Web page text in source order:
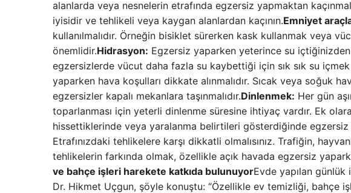
alanlarda veya nesnelerin etrafında egzersiz yapmaktan
iyisidir ve tehlikeli veya kaygan alanlardan kaçının.Emniyet
kullanılmalıdır. Örneğin bisiklet sürerken kask kullanmak veya
önemlidir.Hidrasyon: Egzersiz yaparken yeterince su
egzersizlerde vücut daha fazla su kaybettiği için sık sık su
yaparken hava koşulları dikkate alınmalıdır. Sıcak veya soğuk
egzersizler kapalı mekanlara taşınmalıdır.Dinlenmek: Her gün
toparlanması için yeterli dinlenme süresine ihtiyaç vardır. Ek
hissettiklerinde veya yaralanma belirtileri gösterdiğinde egzersiz
Etrafınızdaki tehlikelere karşı dikkatli olmalısınız. Trafiğin,
tehlikelerin farkında olmak, özellikle açık havada egzersiz
ve bahçe işleri harekete katkıda bulunuyorEvde yapılan
Dr. Hikmet Uçgun, şöyle konuştu: “Özellikle ev temizliği, bahçe